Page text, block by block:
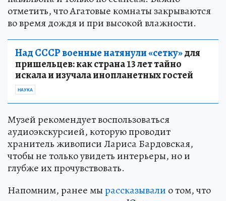
отметить, что Агатовые комнаты закрываются
во время дождя и при высокой влажности.
Над СССР военные натянули «сетку»для
пришельцев: как страна 13 лет тайно
искала и изучала инопланетных гостей
НАУКА
Музей рекомендует воспользоваться
аудиоэкскурсией, которую проводит
хранитель живописи Лариса Бардовская,
чтобы не только увидеть интерьеры, но и
глубже их прочувствовать.
Напомним, ранее мырассказывали о том, что